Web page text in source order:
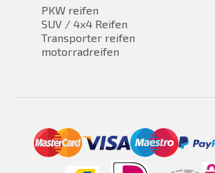
PKW reifen
SUV / 4x4 Reifen
Transporter reifen
motorradreifen